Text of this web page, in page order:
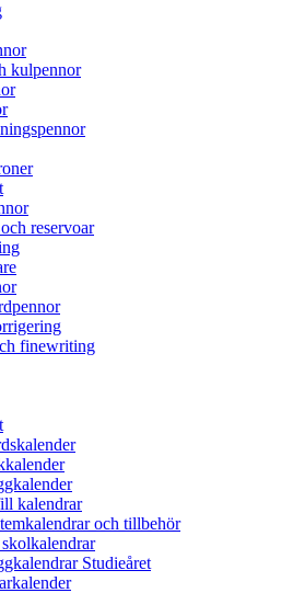
kulpennor
reservoar
finewriting
kalendrar
och tillbehör
Studieåret